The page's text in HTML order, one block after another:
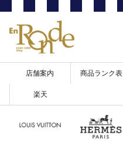
店舗案内 商品ランク表
楽天